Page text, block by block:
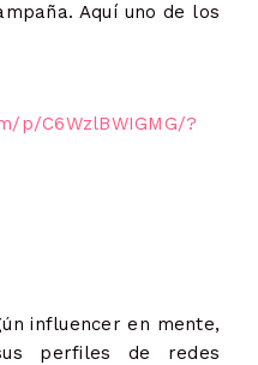
Aquí uno de los
p/C6WzlBWIGMG/?
influencer en mente,
perfiles de redes